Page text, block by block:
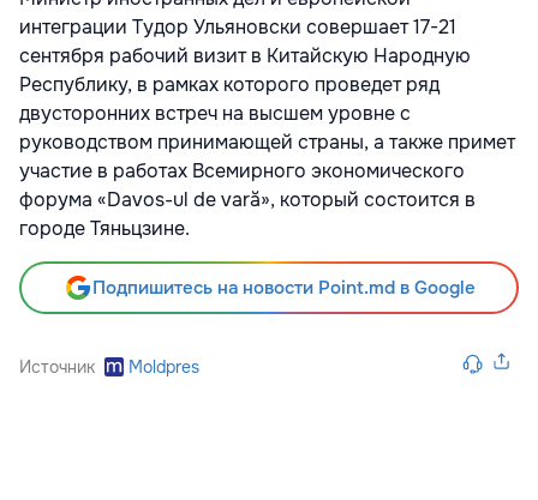
интеграции Тудор Ульяновски совершает 17-21
сентября рабочий визит в Китайскую Народную
Республику, в рамках которого проведет ряд
двусторонних встреч на высшем уровне с
руководством принимающей страны, а также примет
участие в работах Всемирного экономического
форума «Davos-ul de vară», который состоится в
городе Тяньцзине.
Подпишитесь на новости Point.md в Google
Источник Moldpres